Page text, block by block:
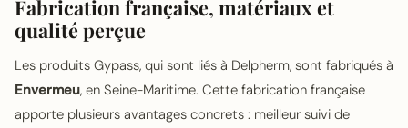
Fabrication française, matériaux et
qualité perçue
Les produits Gypass, qui sont liés à Delpherm, sont fabriqués à
Envermeu, en Seine-Maritime. Cette fabrication française
apporte plusieurs avantages concrets : meilleur suivi de